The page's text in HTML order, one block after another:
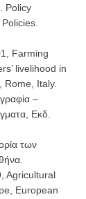
Policy
Farming
livelihood in
Rome, Italy.
–
Εκδ.
των
Agricultural
European